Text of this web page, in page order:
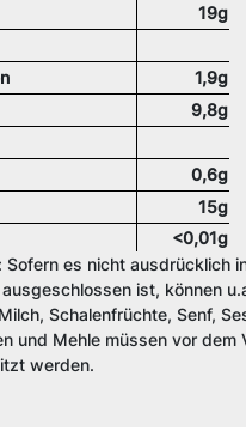
19g
1,9g
9,8g
0,6g
15g
<0,01g
Sofern es nicht ausdrücklich
ist, können
Schalenfrüchte, Senf,
und Mehle müssen vor dem
werden.